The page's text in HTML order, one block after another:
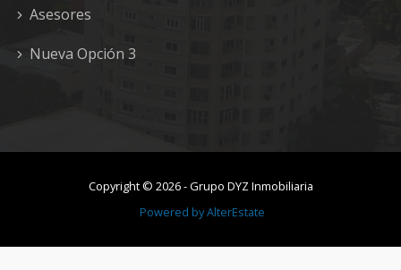
Asesores
Nueva Opción 3
Copyright © 2026-Grupo DYZ Inmobiliaria
Powered byAlterEstate